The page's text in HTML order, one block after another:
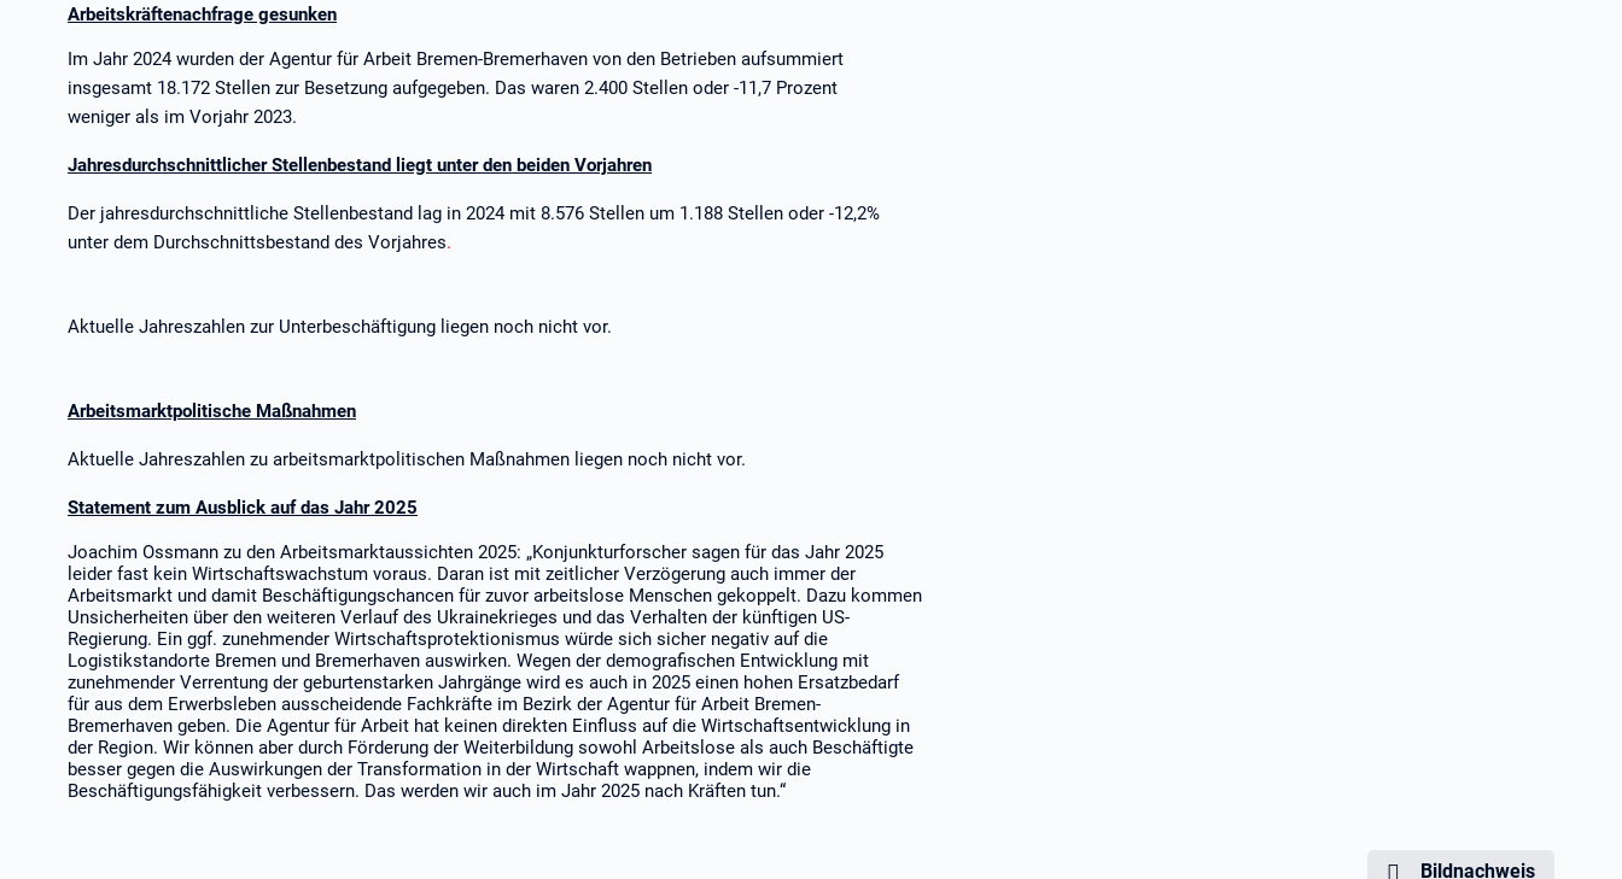
Arbeitskräftenachfrage gesunken
Im Jahr 2024 wurden der Agentur für Arbeit Bremen-Bremerhaven von den Betrieben aufsummiert
insgesamt 18.172 Stellen zur Besetzung aufgegeben. Das waren 2.400 Stellen oder -11,7 Prozent
weniger als im Vorjahr 2023.
Jahresdurchschnittlicher Stellenbestand liegt unter den beiden Vorjahren
Der jahresdurchschnittliche Stellenbestand lag in 2024 mit 8.576 Stellen um 1.188 Stellen oder -12,2%
unter dem Durchschnittsbestand des Vorjahres.
Aktuelle Jahreszahlen zur Unterbeschäftigung liegen noch nicht vor.
Arbeitsmarktpolitische Maßnahmen
Aktuelle Jahreszahlen zu arbeitsmarktpolitischen Maßnahmen liegen noch nicht vor.
Statement zum Ausblick auf das Jahr 2025
Joachim Ossmann zu den Arbeitsmarktaussichten 2025: „Konjunkturforscher sagen für das Jahr 2025
leider fast kein Wirtschaftswachstum voraus. Daran ist mit zeitlicher Verzögerung auch immer der
Arbeitsmarkt und damit Beschäftigungschancen für zuvor arbeitslose Menschen gekoppelt. Dazu kommen
Unsicherheiten über den weiteren Verlauf des Ukrainekrieges und das Verhalten der künftigen US-
Regierung. Ein ggf. zunehmender Wirtschaftsprotektionismus würde sich sicher negativ auf die
Logistikstandorte Bremen und Bremerhaven auswirken. Wegen der demografischen Entwicklung mit
zunehmender Verrentung der geburtenstarken Jahrgänge wird es auch in 2025 einen hohen Ersatzbedarf
für aus dem Erwerbsleben ausscheidende Fachkräfte im Bezirk der Agentur für Arbeit Bremen-
Bremerhaven geben. Die Agentur für Arbeit hat keinen direkten Einfluss auf die Wirtschaftsentwicklung in
der Region. Wir können aber durch Förderung der Weiterbildung sowohl Arbeitslose als auch Beschäftigte
besser gegen die Auswirkungen der Transformation in der Wirtschaft wappnen, indem wir die
Beschäftigungsfähigkeit verbessern. Das werden wir auch im Jahr 2025 nach Kräften tun.“
Bildnachweis